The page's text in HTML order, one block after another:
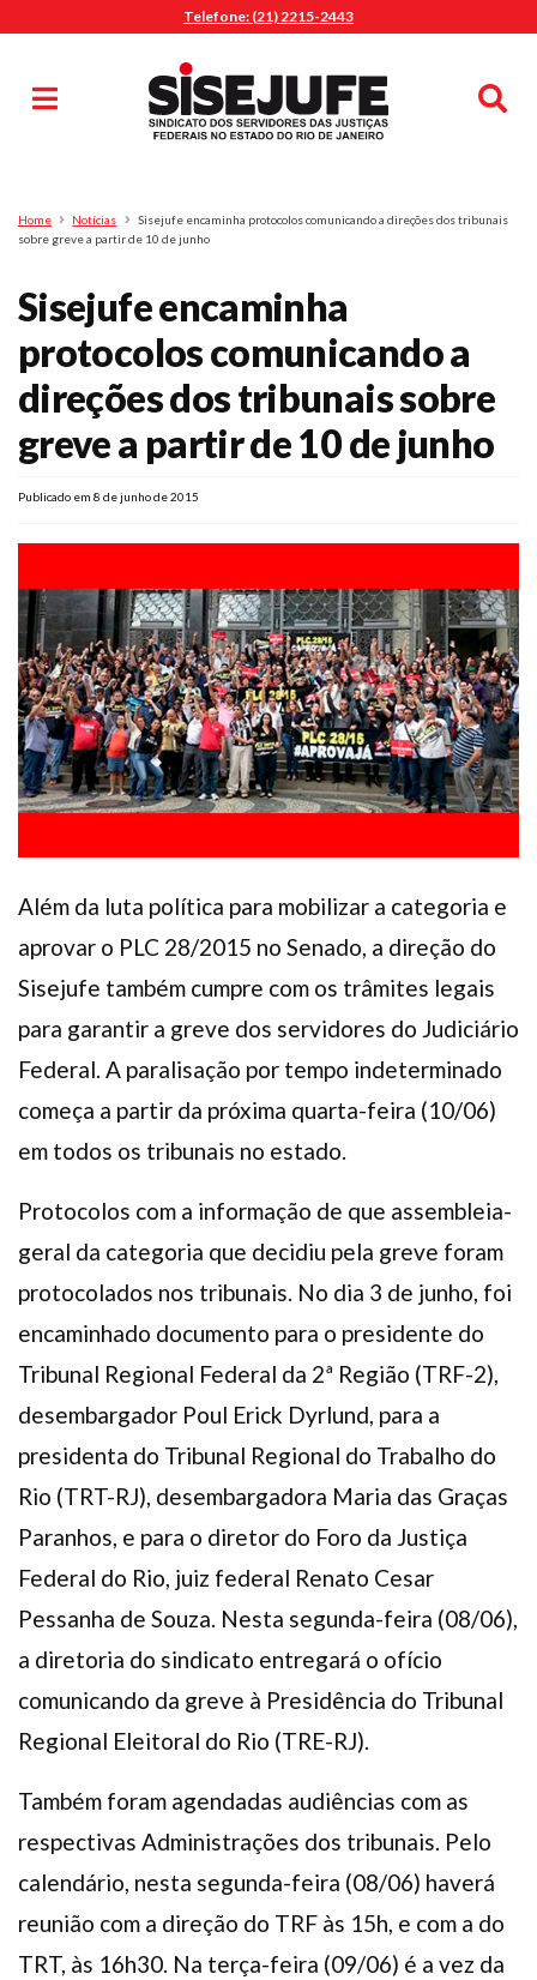
Telefone: (21) 2215-2443
Pesquisa
Home Notícias
Sisejufe encaminha protocolos comunicando a direções dos tribunais
sobre greve a partir de 10 de junho
Sisejufe encaminha
protocolos comunicando a
direções dos tribunais sobre
greve a partir de 10 de junho
Publicado em 8 de junho de 2015
Além da luta política para mobilizar a categoria e
aprovar o PLC 28/2015 no Senado, a direção do
Sisejufe também cumpre com os trâmites legais
para garantir a greve dos servidores do Judiciário
Federal. A paralisação por tempo indeterminado
começa a partir da próxima quarta-feira (10/06)
em todos os tribunais no estado.
Protocolos com a informação de que assembleia-
geral da categoria que decidiu pela greve foram
protocolados nos tribunais. No dia 3 de junho, foi
encaminhado documento para o presidente do
Tribunal Regional Federal da 2ª Região (TRF-2),
desembargador Poul Erick Dyrlund, para a
presidenta do Tribunal Regional do Trabalho do
Rio (TRT-RJ), desembargadora Maria das Graças
Paranhos, e para o diretor do Foro da Justiça
Federal do Rio, juiz federal Renato Cesar
Pessanha de Souza. Nesta segunda-feira (08/06),
a diretoria do sindicato entregará o ofício
comunicando da greve à Presidência do Tribunal
Regional Eleitoral do Rio (TRE-RJ).
Também foram agendadas audiências com as
respectivas Administrações dos tribunais. Pelo
calendário, nesta segunda-feira (08/06) haverá
reunião com a direção do TRF às 15h, e com a do
TRT, às 16h30. Na terça-feira (09/06) é a vez da
MENU
Sindicalize-se
Jurídico
O Sindicato
Agenda
Casa do Alto
Nossos Convênios
Gympass Wellhub
Assistência Funeral
Pós-graduação
FacebookInstagramTwitter YoutubeTikTok Whatsapp